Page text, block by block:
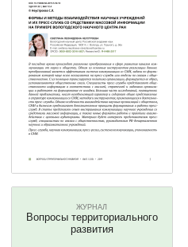
ЖУРНАЛ
Вопросы территориального
развития